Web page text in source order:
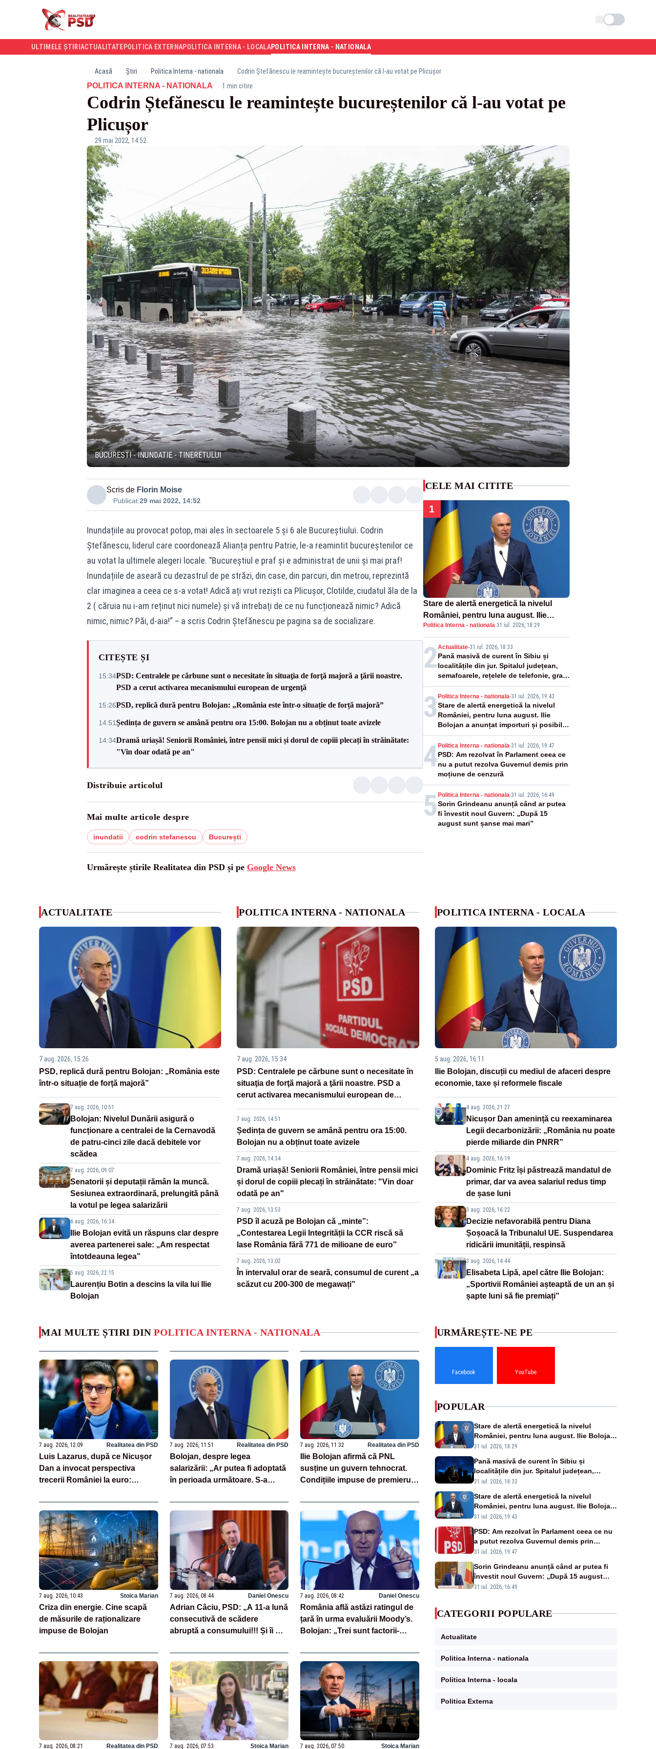
Schimba tema
ULTIMELE ȘTIRI ACTUALITATE POLITICA EXTERNAPOLITICA INTERNA - LOCALAPOLITICA INTERNA - NATIONALA
Acasă Știri Politica Interna - nationala Codrin Ștefănescu le reamintește bucureștenilor că l-au votat pe Plicușor
POLITICA INTERNA - NATIONALA· 1 min citire
Codrin Ștefănescu le reamintește bucureștenilor că l-au votat pe
Plicușor
29 mai 2022, 14:52
BUCURESTI - INUNDATIE - TINERETULUI
Scris de Florin Moise
Publicat:29 mai 2022, 14:52
Inundațiile au provocat potop, mai ales în sectoarele 5 și 6 ale Bucureștiului. Codrin
Ștefănescu, liderul care coordonează Alianța pentru Patrie, le-a reamintit bucureștenilor ce
au votat la ultimele alegeri locale. “Bucureștiul e praf și e administrat de unii și mai praf!
Inundațiile de aseară cu dezastrul de pe străzi, din case, din parcuri, din metrou, reprezintă
clar imaginea a ceea ce s-a votat! Adică ați vrut reziști ca Plicușor, Clotilde, ciudatul ăla de la
2 ( căruia nu i-am reținut nici numele) și vă intrebați de ce nu funcționează nimic? Adică
nimic, nimic? Păi, d-aia!” – a scris Codrin Ștefănescu pe pagina sa de socializare.
CITEȘTE ȘI
15:34PSD: Centralele pe cărbune sunt o necesitate în situaţia de forţă majoră a ţării noastre.
PSD a cerut activarea mecanismului european de urgenţă
15:26PSD, replică dură pentru Bolojan: „România este într-o situație de forță majoră”
14:51Ședința de guvern se amână pentru ora 15:00. Bolojan nu a obținut toate avizele
14:34Dramă uriașă! Seniorii României, între pensii mici și dorul de copiii plecați în străinătate:
"Vin doar odată pe an"
Distribuie articolul
Mai multe articole despre
inundatii codrin stefanescu București
Urmărește știrile Realitatea din PSD și pe Google News
CELE MAI CITITE
1
Stare de alertă energetică la nivelul
României, pentru luna august. Ilie
Bolojan a anunțat importuri și posibile
restricții – VIDEO
Politica Interna - nationala·31 iul. 2026, 18:29
2Actualitate-31 iul. 2026, 18:33
Pană masivă de curent în Sibiu și
localitățile din jur. Spitalul județean,
semafoarele, rețelele de telefonie, grav
afectate
3 Politica Interna - nationala-31 iul. 2026, 19:43
Stare de alertă energetică la nivelul
României, pentru luna august. Ilie
Bolojan a anunțat importuri și posibile
restricții – VIDEO
4 Politica Interna - nationala-31 iul. 2026, 19:47
PSD: Am rezolvat în Parlament ceea ce
nu a putut rezolva Guvernul demis prin
moțiune de cenzură
5 Politica Interna - nationala-31 iul. 2026, 16:49
Sorin Grindeanu anunță când ar putea
fi învestit noul Guvern: „După 15
august sunt șanse mai mari”
ACTUALITATE
7 aug. 2026, 15:26
PSD, replică dură pentru Bolojan: „România este
într-o situație de forță majoră”
7 aug. 2026, 10:51
Bolojan: Nivelul Dunării asigură o
funcționare a centralei de la Cernavodă
de patru-cinci zile dacă debitele vor
scădea
7 aug. 2026, 09:07
Senatorii și deputații rămân la muncă.
Sesiunea extraordinară, prelungită până
la votul pe legea salarizării
6 aug. 2026, 16:34
Ilie Bolojan evită un răspuns clar despre
averea partenerei sale: „Am respectat
întotdeauna legea”
5 aug. 2026, 22:15
Laurențiu Botin a descins la vila lui Ilie
Bolojan
POLITICA INTERNA - NATIONALA
7 aug. 2026, 15:34
PSD: Centralele pe cărbune sunt o necesitate în
situaţia de forţă majoră a ţării noastre. PSD a
cerut activarea mecanismului european de
7 aug. 2026, 14:51
Ședința de guvern se amână pentru ora 15:00.
Bolojan nu a obținut toate avizele
7 aug. 2026, 14:34
Dramă uriașă! Seniorii României, între pensii mici
și dorul de copiii plecați în străinătate: "Vin doar
odată pe an"
7 aug. 2026, 13:53
PSD îl acuză pe Bolojan că „minte”:
„Contestarea Legii Integrității la CCR riscă să
lase România fără 771 de milioane de euro”
7 aug. 2026, 13:02
În intervalul orar de seară, consumul de curent „a
scăzut cu 200-300 de megawați”
POLITICA INTERNA - LOCALA
5 aug. 2026, 16:11
Ilie Bolojan, discuții cu mediul de afaceri despre
economie, taxe și reformele fiscale
4 aug. 2026, 21:27
Nicușor Dan amenință cu reexaminarea
Legii decarbonizării: „România nu poate
pierde miliarde din PNRR”
4 aug. 2026, 16:19
Dominic Fritz își păstrează mandatul de
primar, dar va avea salariul redus timp
de șase luni
3 aug. 2026, 16:22
Decizie nefavorabilă pentru Diana
Șoșoacă la Tribunalul UE. Suspendarea
ridicării imunității, respinsă
3 aug. 2026, 14:44
Elisabeta Lipă, apel către Ilie Bolojan:
„Sportivii României așteaptă de un an și
șapte luni să fie premiați”
MAI MULTE ȘTIRI DIN POLITICA INTERNA - NATIONALA
7 aug. 2026, 12:09 Realitatea din PSD
Luis Lazarus, după ce Nicușor
Dan a invocat perspectiva
trecerii României la euro:
suveranitate”
7 aug. 2026, 11:51 Realitatea din PSD
Bolojan, despre legea
salarizării: „Ar putea fi adoptată
în perioada următoare. S-a
unor discursuri iresponsabile în
spaţiul public”
7 aug. 2026, 11:32 Realitatea din PSD
Ilie Bolojan afirmă că PNL
susține un guvern tehnocrat.
Condițiile impuse de premierul
7 aug. 2026, 10:43 Stoica Marian
Criza din energie. Cine scapă
de măsurile de raționalizare
impuse de Bolojan
7 aug. 2026, 08:44 Daniel Onescu
Adrian Câciu, PSD: „A 11-a lună
consecutivă de scădere
abruptă a consumului!!! Și îi mai
recesiunea”
7 aug. 2026, 08:42 Daniel Onescu
România află astăzi ratingul de
țară în urma evaluării Moody’s.
Bolojan: „Trei sunt factorii-
evaluări”
7 aug. 2026, 08:21 Realitatea din PSD 7 aug. 2026, 07:53 Stoica Marian 7 aug. 2026, 07:50 Stoica Marian
URMĂREȘTE-NE PE
Facebook YouTube
POPULAR
Stare de alertă energetică la nivelul
României, pentru luna august. Ilie Bolojan
a anunțat importuri și posibile restricții –
31 iul. 2026, 18:29
Pană masivă de curent în Sibiu și
localitățile din jur. Spitalul județean,
semafoarele, rețelele de telefonie, grav
31 iul. 2026, 18:33
Stare de alertă energetică la nivelul
României, pentru luna august. Ilie Bolojan
a anunțat importuri și posibile restricții –
31 iul. 2026, 19:43
PSD: Am rezolvat în Parlament ceea ce nu
a putut rezolva Guvernul demis prin
moțiune de cenzură
31 iul. 2026, 19:47
Sorin Grindeanu anunță când ar putea fi
învestit noul Guvern: „După 15 august
sunt șanse mai mari”
31 iul. 2026, 16:49
CATEGORII POPULARE
Actualitate
Politica Interna - nationala
Politica Interna - locala
Politica Externa